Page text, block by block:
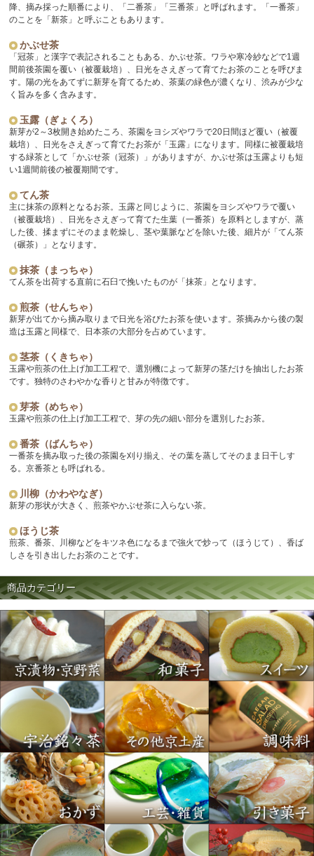
降、摘み採った順番により、「二番茶」「三番茶」と呼ばれます。「一番茶」
のことを「新茶」と呼ぶこともあります。
かぶせ茶
「冠茶」と漢字で表記されることもある、かぶせ茶。ワラや寒冷紗などで1週
間前後茶園を覆い（被覆栽培）、日光をさえぎって育てたお茶のことを呼びま
す。陽の光をあてずに新芽を育てるため、茶葉の緑色が濃くなり、渋みが少な
く旨みを多く含みます。
玉露（ぎょくろ）
新芽が2～3枚開き始めたころ、茶園をヨシズやワラで20日間ほど覆い（被覆
栽培）、日光をさえぎって育てたお茶が「玉露」になります。同様に被覆栽培
する緑茶として「かぶせ茶（冠茶）」がありますが、かぶせ茶は玉露よりも短
い1週間前後の被覆期間です。
てん茶
主に抹茶の原料となるお茶。玉露と同じように、茶園をヨシズやワラで覆い
（被覆栽培）、日光をさえぎって育てた生葉（一番茶）を原料としますが、蒸
した後、揉まずにそのまま乾燥し、茎や葉脈などを除いた後、細片が「てん茶
（碾茶）」となります。
抹茶（まっちゃ）
てん茶を出荷する直前に石臼で挽いたものが「抹茶」となります。
煎茶（せんちゃ）
新芽が出てから摘み取りまで日光を浴びたお茶を使います。茶摘みから後の製
造は玉露と同様で、日本茶の大部分を占めています。
茎茶（くきちゃ）
玉露や煎茶の仕上げ加工工程で、選別機によって新芽の茎だけを抽出したお茶
です。独特のさわやかな香りと甘みが特徴です。
芽茶（めちゃ）
玉露や煎茶の仕上げ加工工程で、芽の先の細い部分を選別したお茶。
番茶（ばんちゃ）
一番茶を摘み取った後の茶園を刈り揃え、その葉を蒸してそのまま日干しす
る。京番茶とも呼ばれる。
川柳（かわやなぎ）
新芽の形状が大きく、煎茶やかぶせ茶に入らない茶。
ほうじ茶
煎茶、番茶、川柳などをキツネ色になるまで強火で炒って（ほうじて）、香ば
しさを引き出したお茶のことです。
商品カテゴリー